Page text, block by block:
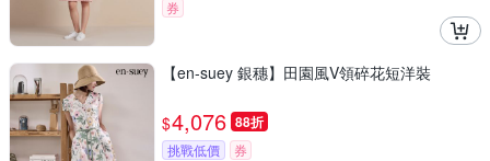
券
【en-suey 銀穗】田園風V領碎花短洋裝
$4,076 88折
挑戰低價 券